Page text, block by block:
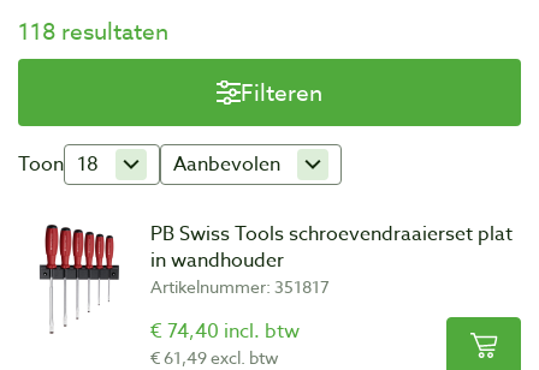
uitstekende gereedschappen en medische producten. De
producten worden samen met de eindgebruikers ontwikkeld en
118 resultaten
Filteren
Toon 18 Aanbevolen
PB Swiss Tools schroevendraaierset plat
in wandhouder
Artikelnummer: 351817
€ 74,40 incl. btw
€ 61,49 excl. btw